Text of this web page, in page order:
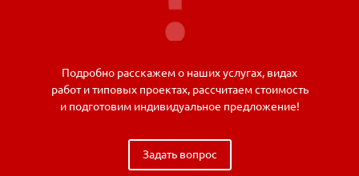
Подробно расскажем о наших услугах, видах
работ и типовых проектах, рассчитаем стоимость
и подготовим индивидуальное предложение!
Задать вопрос